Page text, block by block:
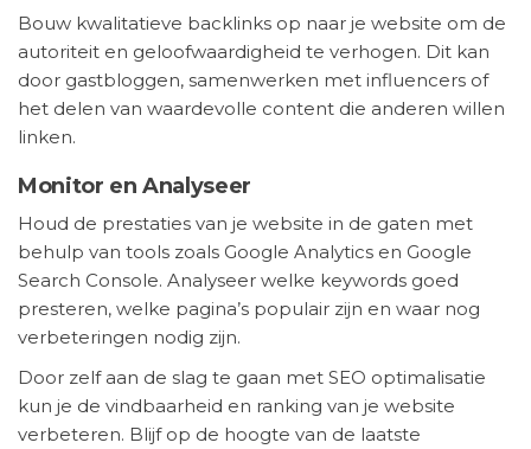
Bouw kwalitatieve backlinks op naar je website om de
autoriteit en geloofwaardigheid te verhogen. Dit kan
door gastbloggen, samenwerken met influencers of
het delen van waardevolle content die anderen willen
linken.
Monitor en Analyseer
Houd de prestaties van je website in de gaten met
behulp van tools zoals Google Analytics en Google
Search Console. Analyseer welke keywords goed
presteren, welke pagina’s populair zijn en waar nog
verbeteringen nodig zijn.
Door zelf aan de slag te gaan met SEO optimalisatie
kun je de vindbaarheid en ranking van je website
verbeteren. Blijf op de hoogte van de laatste